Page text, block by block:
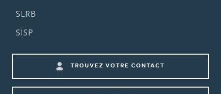
Footer
(2nd
SLRB
SISP
Footer
shortcuts
TROUVEZ VOTRE CONTACT